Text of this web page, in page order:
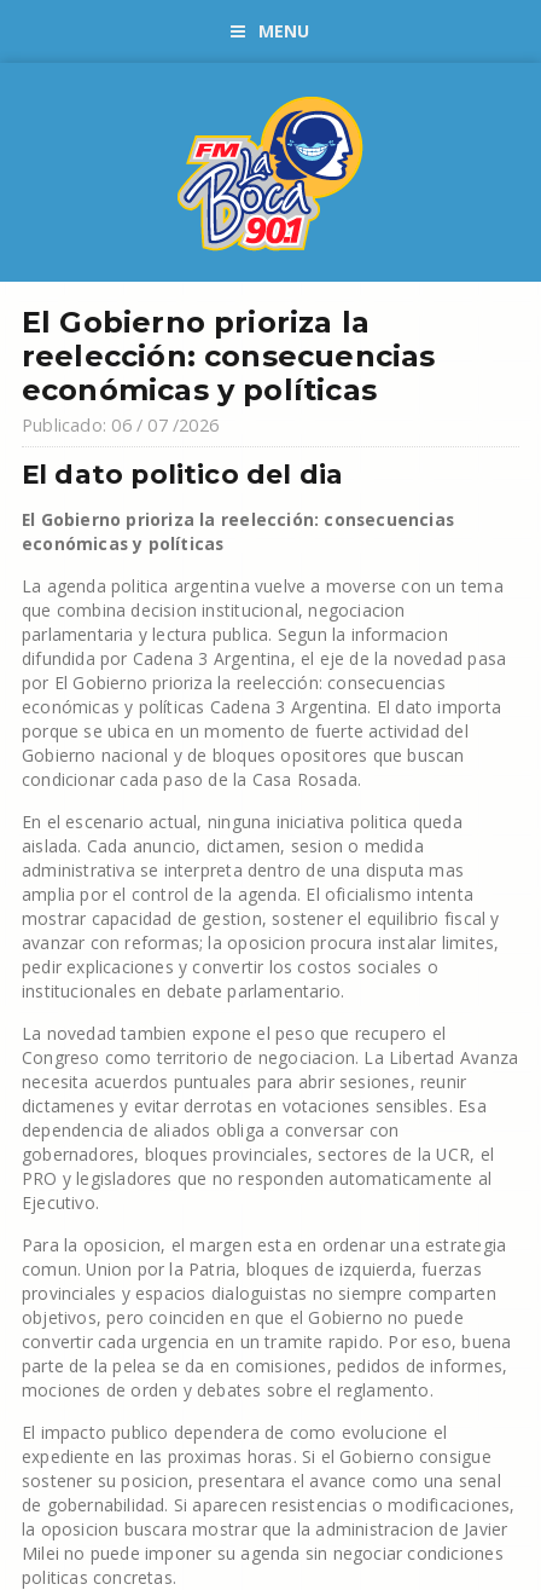
MENU
El Gobierno prioriza la
reelección: consecuencias
económicas y políticas
Publicado: 06 / 07 /2026
El dato politico del dia
El Gobierno prioriza la reelección: consecuencias
económicas y políticas
La agenda politica argentina vuelve a moverse con un tema
que combina decision institucional, negociacion
parlamentaria y lectura publica. Segun la informacion
difundida por Cadena 3 Argentina, el eje de la novedad pasa
por El Gobierno prioriza la reelección: consecuencias
económicas y políticas Cadena 3 Argentina. El dato importa
porque se ubica en un momento de fuerte actividad del
Gobierno nacional y de bloques opositores que buscan
condicionar cada paso de la Casa Rosada.
En el escenario actual, ninguna iniciativa politica queda
aislada. Cada anuncio, dictamen, sesion o medida
administrativa se interpreta dentro de una disputa mas
amplia por el control de la agenda. El oficialismo intenta
mostrar capacidad de gestion, sostener el equilibrio fiscal y
avanzar con reformas; la oposicion procura instalar limites,
pedir explicaciones y convertir los costos sociales o
institucionales en debate parlamentario.
La novedad tambien expone el peso que recupero el
Congreso como territorio de negociacion. La Libertad Avanza
necesita acuerdos puntuales para abrir sesiones, reunir
dictamenes y evitar derrotas en votaciones sensibles. Esa
dependencia de aliados obliga a conversar con
gobernadores, bloques provinciales, sectores de la UCR, el
PRO y legisladores que no responden automaticamente al
Ejecutivo.
Para la oposicion, el margen esta en ordenar una estrategia
comun. Union por la Patria, bloques de izquierda, fuerzas
provinciales y espacios dialoguistas no siempre comparten
objetivos, pero coinciden en que el Gobierno no puede
convertir cada urgencia en un tramite rapido. Por eso, buena
parte de la pelea se da en comisiones, pedidos de informes,
mociones de orden y debates sobre el reglamento.
El impacto publico dependera de como evolucione el
expediente en las proximas horas. Si el Gobierno consigue
sostener su posicion, presentara el avance como una senal
de gobernabilidad. Si aparecen resistencias o modificaciones,
la oposicion buscara mostrar que la administracion de Javier
Milei no puede imponer su agenda sin negociar condiciones
politicas concretas.